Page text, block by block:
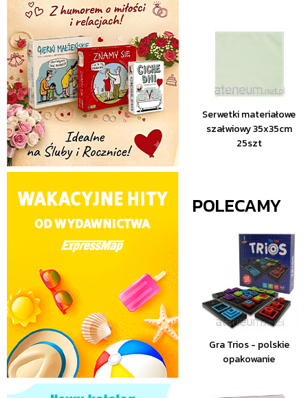
Serwetki materiałowe
szałwiowy 35x35cm
25szt
POLECAMY
Gra Trios - polskie
opakowanie